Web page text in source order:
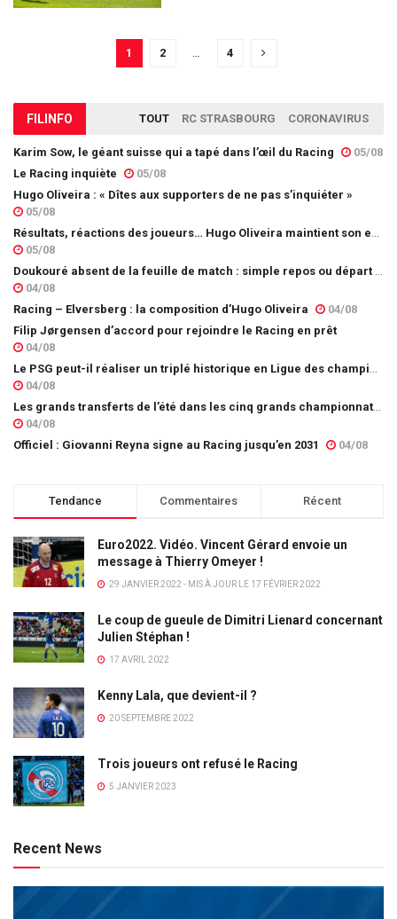
1 2 4
FIL INFO TOUT RC STRASBOURG CORONAVIRUS
Karim Sow, le géant suisse qui a tapé dans l’œil du Racing
05/08
Le Racing inquiète
05/08
Hugo Oliveira : « Dîtes aux supporters de ne pas s’inquiéter »
05/08
05/08
04/08
Racing – Elversberg : la composition d’Hugo Oliveira
04/08
Filip Jørgensen d’accord pour rejoindre le Racing en prêt
04/08
04/08
04/08
Officiel : Giovanni Reyna signe au Racing jusqu’en 2031
04/08
Tendance Commentaires Récent
Euro2022. Vidéo. Vincent Gérard envoie un
message à Thierry Omeyer !
29 JANVIER 2022 - MIS À JOUR LE 17 FÉVRIER 2022
Le coup de gueule de Dimitri Lienard concernant
Julien Stéphan !
17 AVRIL 2022
Kenny Lala, que devient-il ?
20 SEPTEMBRE 2022
Trois joueurs ont refusé le Racing
5 JANVIER 2023
Recent News